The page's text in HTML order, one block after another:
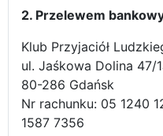
2. Przelewem
Klub Przyjaciół
ul. Jaśkowa Dolina 47/
80-286 Gdańsk
Nr rachunku: 05 1240
1587 7356